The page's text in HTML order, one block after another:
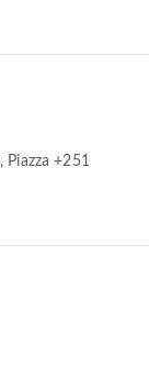
, Piazza +251